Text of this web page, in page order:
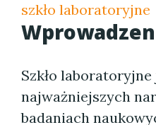
szkło laboratoryjne
Szkło
najważniejszych
badaniach